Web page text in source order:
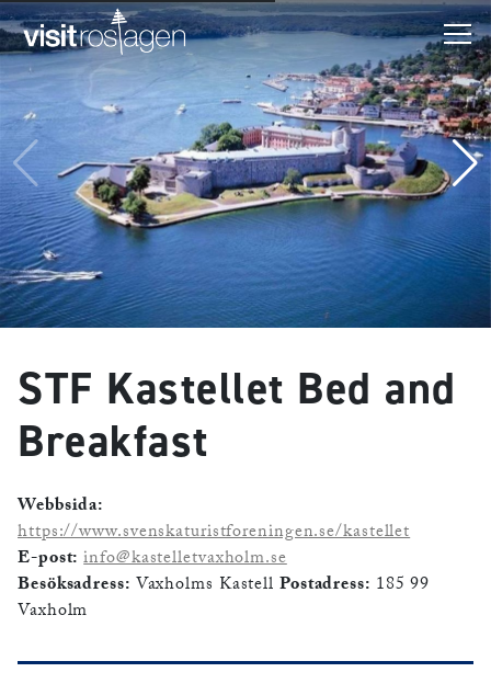
STF Kastellet Bed and
Breakfast
Webbsida:
https://www.svenskaturistforeningen.se/kastellet
E-post: info@kastelletvaxholm.se
Besöksadress: Vaxholms Kastell Postadress: 185 99
Vaxholm